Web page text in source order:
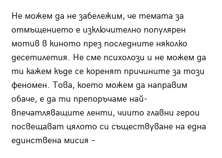
Не можем да не забележим, че темата за
отмъщението е изключително популярен
мотив в киното през последните няколко
десетилетия. Не сме психолози и не можем да
ти кажем къде се коренят причините за този
феномен. Това, което можем да направим
обаче, е да ти препоръчаме най-
впечатляващите ленти, чиито главни герои
посвещават цялото си съществуване на една
единствена мисия –